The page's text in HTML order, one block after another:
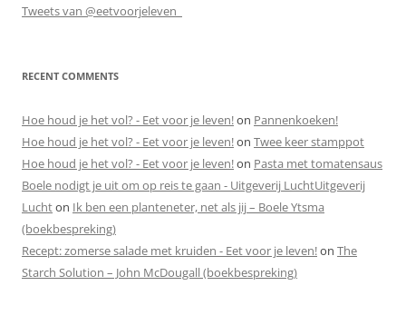
Tweets van @eetvoorjeleven_
RECENT COMMENTS
Hoe houd je het vol? - Eet voor je leven!on Pannenkoeken!
Hoe houd je het vol? - Eet voor je leven!on Twee keer stamppot
Hoe houd je het vol? - Eet voor je leven!on Pasta met tomatensaus
Boele nodigt je uit om op reis te gaan - Uitgeverij LuchtUitgeverij
Luchton Ik ben een planteneter, net als jij – Boele Ytsma
(boekbespreking)
Recept: zomerse salade met kruiden - Eet voor je leven!on The
Starch Solution – John McDougall (boekbespreking)